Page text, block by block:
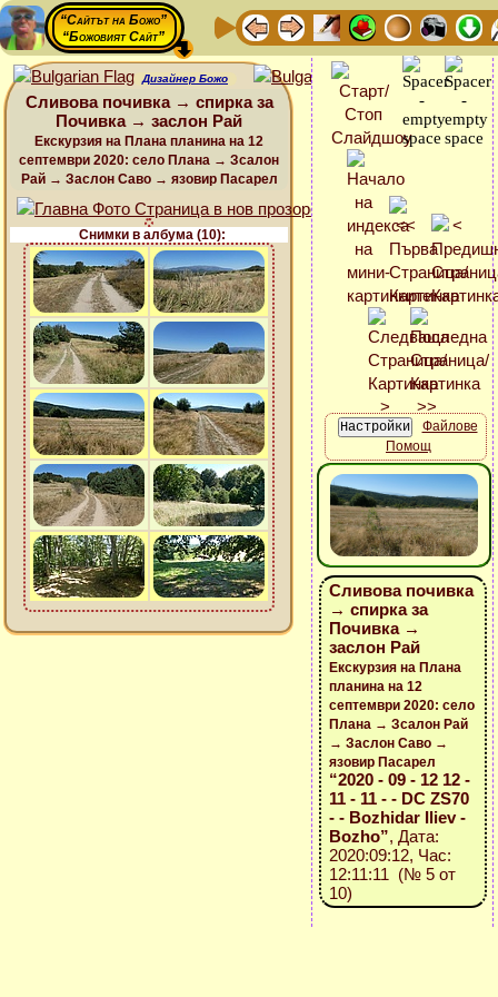
“Сайтът на Божо”
“Божовият Сайт”
Дизайнер Божо
Сливова почивка → спирка за
Почивка → заслон Рай
Екскурзия на Плана планина на 12
септември 2020: село Плана → Зсалон
Рай → Заслон Саво → язовир Пасарел
Снимки в албума (10):
Файлове
Помощ
Сливова почивка
→ спирка за
Почивка →
заслон Рай
Екскурзия на Плана
планина на 12
септември 2020: село
Плана → Зсалон Рай
→ Заслон Саво →
язовир Пасарел
“2020 - 09 - 12 12 -
11 - 11 - - DC ZS70
- - Bozhidar Iliev -
Bozho”, Дата:
2020:09:12, Час:
12:11:11 (№ 5 от
10)